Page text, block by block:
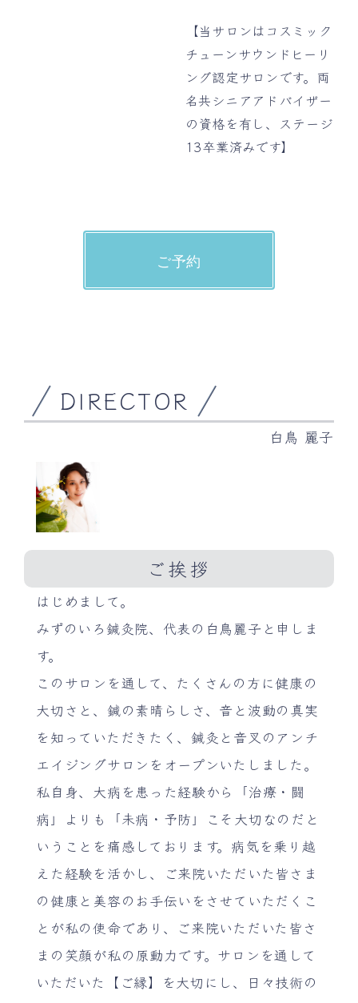
【当サロンはコスミック
チューンサウンドヒーリ
ング認定サロンです。両
名共シニアアドバイザー
の資格を有し、ステージ
13卒業済みです】
ご予約
DIRECTOR
白鳥 麗子
ご挨拶
はじめまして。
みずのいろ鍼灸院、代表の白鳥麗子と申しま
す。
このサロンを通して、たくさんの方に健康の
大切さと、鍼の素晴らしさ、音と波動の真実
を知っていただきたく、鍼灸と音叉のアンチ
エイジングサロンをオープンいたしました。
私自身、大病を患った経験から「治療・闘
病」よりも「未病・予防」こそ大切なのだと
いうことを痛感しております。病気を乗り越
えた経験を活かし、ご来院いただいた皆さま
の健康と美容のお手伝いをさせていただくこ
とが私の使命であり、ご来院いただいた皆さ
まの笑顔が私の原動力です。サロンを通して
いただいた【ご縁】を大切にし、日々技術の